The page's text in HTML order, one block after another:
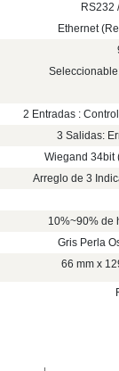
RS232
Ethernet
2 Entradas :
3 Salidas:
Wiegand 34bit
Arreglo de 3
10%~90% de
Gris Perla
66 mm x